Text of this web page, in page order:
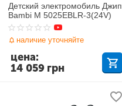
Детский электромобиль Джип
Bambi M 5025EBLR-3(24V)
наличие уточняйте
14 059 грн
цена: